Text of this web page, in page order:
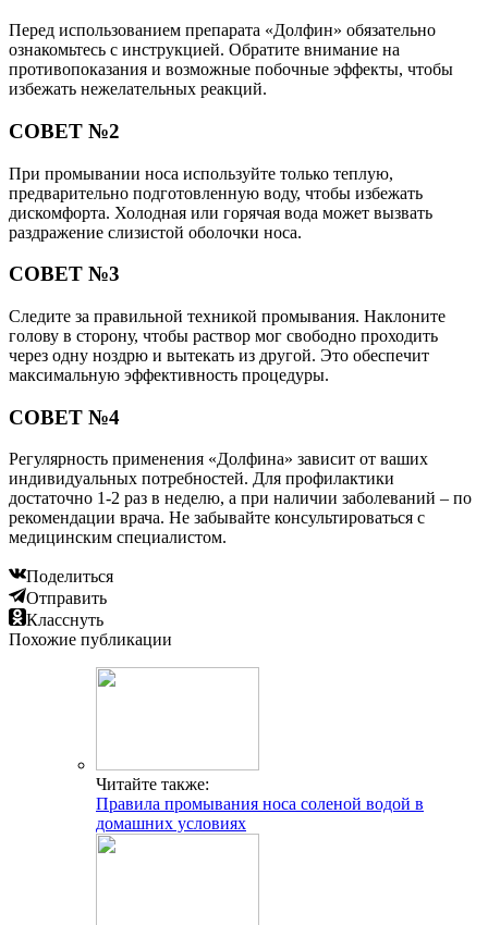
Перед использованием препарата «Долфин» обязательно
ознакомьтесь с инструкцией. Обратите внимание на
противопоказания и возможные побочные эффекты, чтобы
избежать нежелательных реакций.
СОВЕТ №2
При промывании носа используйте только теплую,
предварительно подготовленную воду, чтобы избежать
дискомфорта. Холодная или горячая вода может вызвать
раздражение слизистой оболочки носа.
СОВЕТ №3
Следите за правильной техникой промывания. Наклоните
голову в сторону, чтобы раствор мог свободно проходить
через одну ноздрю и вытекать из другой. Это обеспечит
максимальную эффективность процедуры.
СОВЕТ №4
Регулярность применения «Долфина» зависит от ваших
индивидуальных потребностей. Для профилактики
достаточно 1-2 раз в неделю, а при наличии заболеваний – по
рекомендации врача. Не забывайте консультироваться с
медицинским специалистом.
Поделиться
Отправить
Класснуть
Похожие публикации
Читайте также:
Правила промывания носа соленой водой в
домашних условиях